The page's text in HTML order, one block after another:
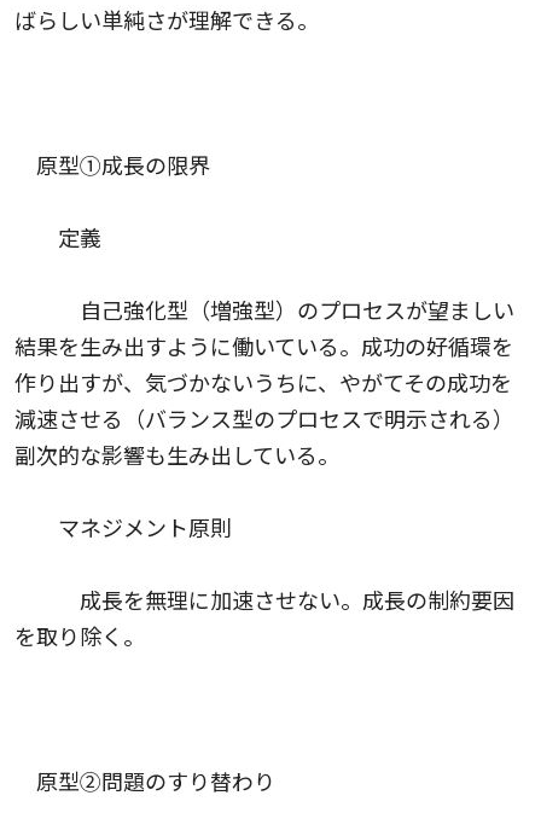
ばらしい単純さが理解できる。
原型①成長の限界
定義
自己強化型（増強型）のプロセスが望ましい
結果を生み出すように働いている。成功の好循環を
作り出すが、気づかないうちに、やがてその成功を
減速させる（バランス型のプロセスで明示される）
副次的な影響も生み出している。
マネジメント原則
成長を無理に加速させない。成長の制約要因
を取り除く。
原型②問題のすり替わり